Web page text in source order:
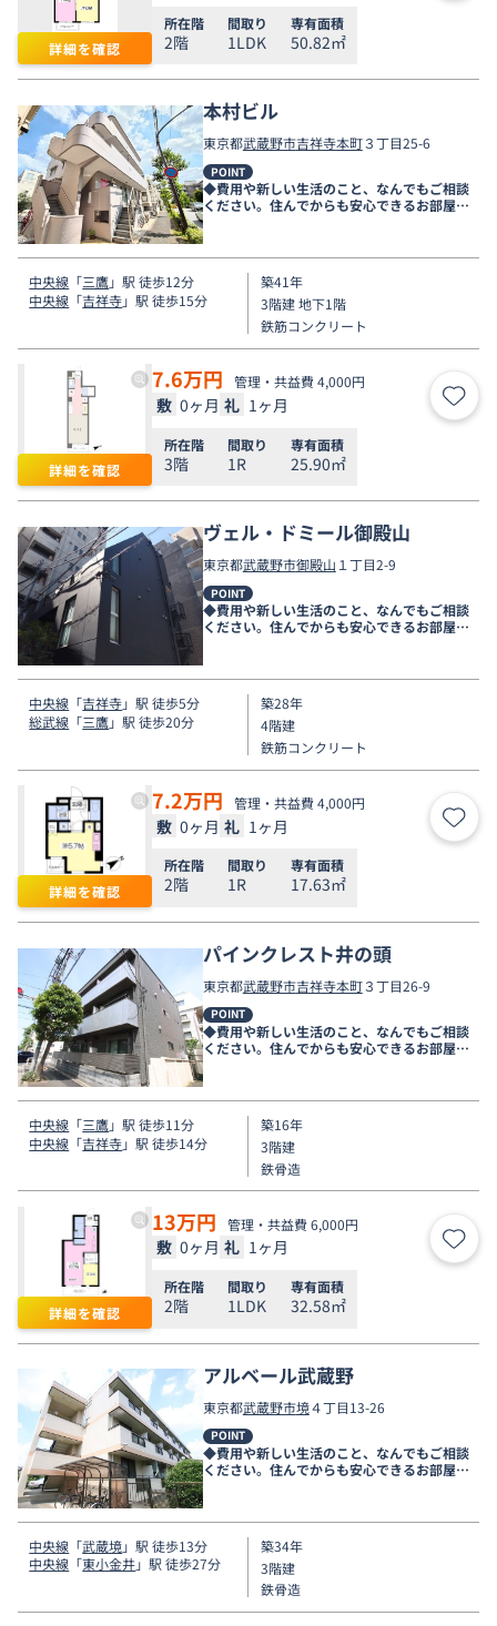
詳細を確認
所在階
2階
間取り
1LDK
専有面積
50.82㎡
本村ビル
東京都武蔵野市吉祥寺本町３丁目25-6
POINT
◆費用や新しい生活のこと、なんでもご相談
ください。住んでからも安心できるお部屋探
しをお手伝いします◆
中央線 「三鷹」駅 徒歩12分
中央線 「吉祥寺」駅 徒歩15分
築41年
3階建 地下1階
鉄筋コンクリート
詳細を確認
7.6万円 管理・共益費 4,000円
敷 0ヶ月 礼 1ヶ月 お気
所在階
3階
間取り
1R
専有面積
25.90㎡
ヴェル・ドミール御殿山
東京都武蔵野市御殿山 １丁目2-9
POINT
◆費用や新しい生活のこと、なんでもご相談
ください。住んでからも安心できるお部屋探
中央線 「吉祥寺」駅 徒歩5分
総武線 「三鷹」駅 徒歩20分
築28年
4階建
鉄筋コンクリート
詳細を確認
7.2万円 管理・共益費 4,000円
敷 0ヶ月 礼 1ヶ月 お気
所在階
2階
間取り
1R
専有面積
17.63㎡
パインクレスト井の頭
東京都武蔵野市吉祥寺本町３丁目26-9
POINT
◆費用や新しい生活のこと、なんでもご相談
ください。住んでからも安心できるお部屋探
しをお手伝いします◆
中央線 「三鷹」駅 徒歩11分
中央線 「吉祥寺」駅 徒歩14分
築16年
3階建
鉄骨造
詳細を確認
13万円 管理・共益費 6,000円
敷 0ヶ月 礼 1ヶ月 お気
所在階
2階
間取り
1LDK
専有面積
32.58㎡
アルベール武蔵野
東京都武蔵野市境４丁目13-26
POINT
◆費用や新しい生活のこと、なんでもご相談
ください。住んでからも安心できるお部屋探
しをお手伝いします◆
中央線 「武蔵境」駅 徒歩13分
中央線 「東小金井」駅 徒歩27分
築34年
3階建
鉄骨造